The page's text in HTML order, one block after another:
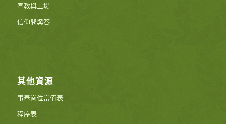
宣教與工場
信仰問與答
其他資源
事奉崗位當值表
程序表